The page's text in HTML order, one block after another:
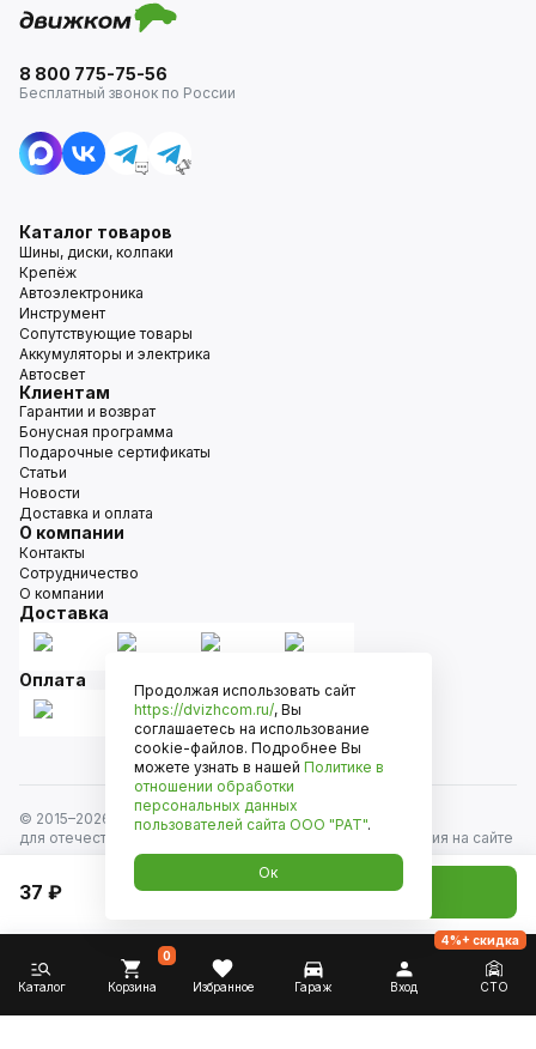
37 ₽ Добавить в корзину
8 800 775-75-56
Бесплатный звонок по России
Каталог товаров
Шины, диски, колпаки
Крепёж
Автоэлектроника
Инструмент
Сопутствующие товары
Аккумуляторы и электрика
Автосвет
Клиентам
Гарантии и возврат
Бонусная программа
Подарочные сертификаты
Статьи
Новости
Доставка и оплата
О компании
Контакты
Сотрудничество
О компании
Доставка
Оплата
© 2015–2026
Движком — сеть магазинов автозапчастей
для отечественных автомобилей и иномарок. Информация на сайте
носит исключительно информационный характер и не является
публичной офертой, определяемой положениями
ст. 437 Гражданского кодекса РФ. Все права защищены.
Каталог Корзина
0
Избранное Гараж Вход СТО
4%+ скидка
Продолжая использовать сайт
https://dvizhcom.ru/, Вы
соглашаетесь на использование
cookie-файлов. Подробнее Вы
можете узнать в нашей Политике в
отношении обработки
персональных данных
пользователей сайта ООО "РАТ".
Ок